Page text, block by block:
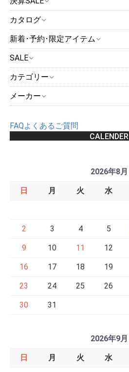
カタログ
新着･予約･限定アイテム
SALE
カテゴリー
メーカー
FAQよくあるご質問
CALENDER
2026年8月
日 月 火 水
2 3 4 5
9 10 11 12
16 17 18 19
23 24 25 26
30 31
2026年9月
日 月 火 水